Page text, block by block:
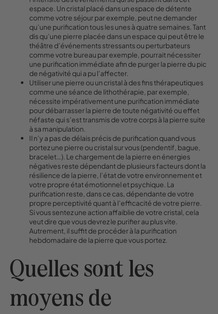
espace. Un cristal placé dans un espace de détente
comme votre séjour par exemple, peut ne demander
qu’une purification tous les unes à quatre semaines. Tant
dis qu’une pierre placée dans un espace qui peut être le
théâtre d’événements stressants ou perturbateurs
comme votre bureau par exemple, pourrait nécessiter
une purification immédiate afin de purger la pierre du pic
de négativité qui a pu l’affecter.
Utiliser une pierre ou un cristal à des fins thérapeutiques
comme une séance de lithothérapie, par exemple,
nécessite impérativement une purification immédiate
pour débarrasser la pierre de toute négativité ou effet
néfaste qui s’est transmis de votre corps à la pierre suite
à sa manipulation.
Il n’y a pas de délais précis de purification quand vous
portez une pierre ou cristal sur vous (pendentif, bague,
bracelet…). Le chargement de la pierre en énergies
négatives reste dépendant de plusieurs facteurs dont la
résilience de la pierre, l’état de votre environnement et
votre propre état émotionnel et psychique. La
purification reste, dans ce cas, dépendante de votre
propre perceptivité quant à l’efficacité de votre pierre.
Si vous sentez une action affaiblie de votre cristal, cela
veut dire que vous devrez le purifier au plus vite.
Autrement, il suffit de procéder à la purification
hebdomadaire de la pierre que vous portez.
Quelles sont les
moyens de